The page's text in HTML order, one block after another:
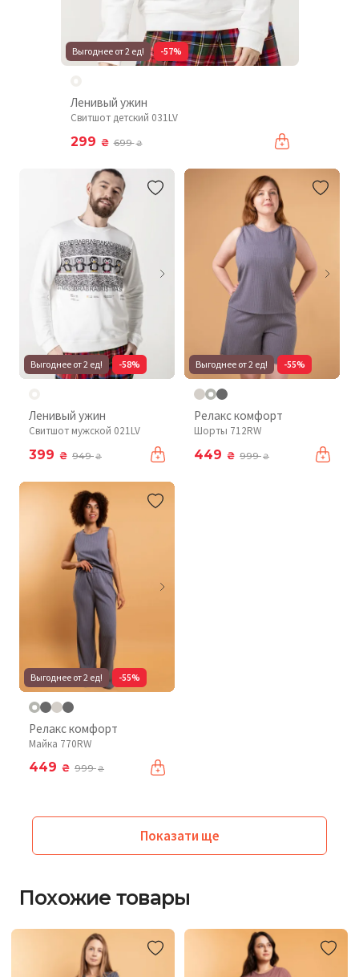
Выгоднее от 2 ед! -57%
Ленивый ужин
Свитшот детский 031LV
299 ₴ 699₴
Выгоднее от 2 ед! -58%
Ленивый ужин
Свитшот мужской 021LV
399 ₴ 949₴
Выгоднее от 2 ед! -55%
Релакс комфорт
Шорты 712RW
449 ₴ 999₴
Выгоднее от 2 ед! -55%
Релакс комфорт
Майка 770RW
449 ₴ 999₴
Показати ще
Похожие товары